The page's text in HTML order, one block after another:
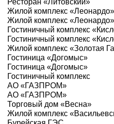
Ресторан «Литовский»
Жилой комплекс «Леонардо»
Жилой комплекс «Леонардо»
Гостиничный комплекс
Гостиничный комплекс
Жилой комплекс «Золотая
Гостиница «Догомыс»
Гостиница «Догомыс»
Гостиничный комплекс
АО «ГАЗПРОМ»
АО «ГАЗПРОМ»
Торговый дом «Весна»
Жилой комплекс